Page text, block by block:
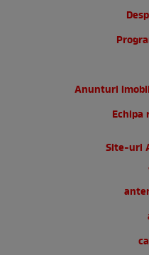
Anunturi
Echipa
Site-uri